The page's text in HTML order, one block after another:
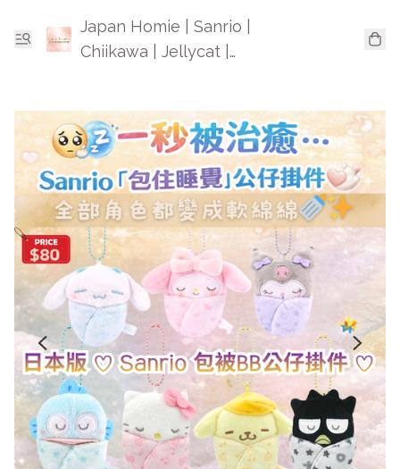
Japan Homie | Sanrio |
Chiikawa | Jellycat |